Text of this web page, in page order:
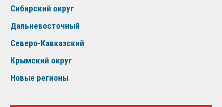
Сибирский округ
Дальневосточный
Северо-Кавказский
Крымский округ
Новые регионы